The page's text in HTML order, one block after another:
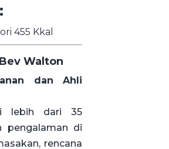
455 Kkal
Walton
dan Ahli
lebih dari 35
pengalaman di
rencana